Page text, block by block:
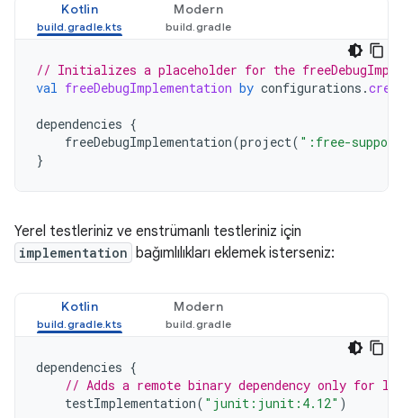
Kotlin Modern
// Initializes a placeholder for the
val freeDebugImplementation by configurations .
dependencies {
freeDebugImplementation(project( ":free-
}
Yerel testleriniz ve enstrümanlı testleriniz için
implementation bağımlılıkları eklemek isterseniz:
Kotlin Modern
dependencies {
// Adds a remote binary dependency only for
testImplementation( "junit:junit:4.12" )